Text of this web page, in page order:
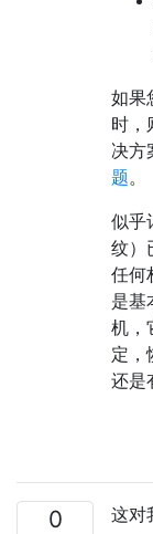
如果
时，
决方
题。
似乎
纹）
任何
是基
机，
定，
还是
0
这对